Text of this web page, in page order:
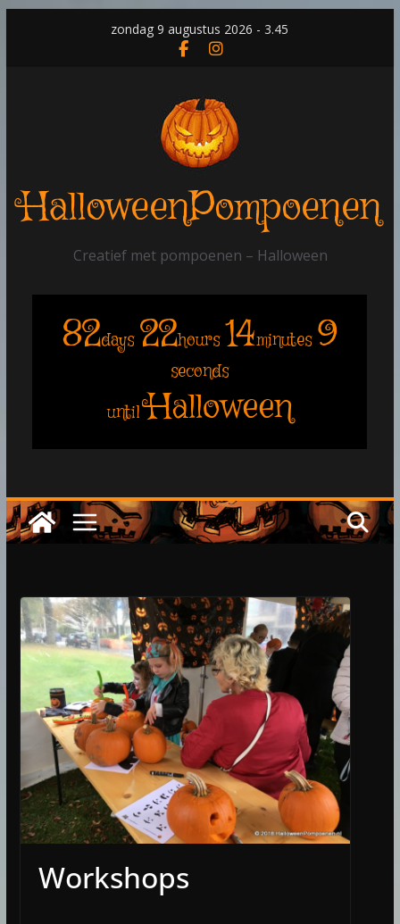
zondag 9 augustus 2026 - 3.45
HalloweenPompoenen
Creatief met pompoenen – Halloween
82days 22hours 14minutes 8
seconds
until Halloween
Workshops